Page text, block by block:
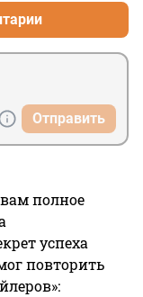
Отправить
полное
успеха
повторить